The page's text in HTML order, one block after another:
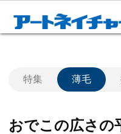
特集 薄毛
おでこの広さの